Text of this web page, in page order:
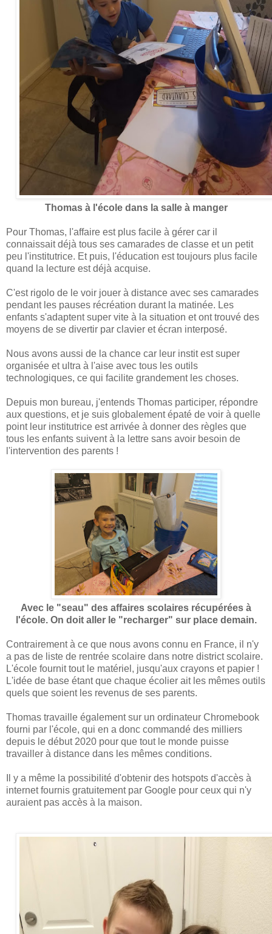
Thomas à l'école dans la salle à manger
Pour Thomas, l'affaire est plus facile à gérer car il
connaissait déjà tous ses camarades de classe et un petit
peu l'institutrice. Et puis, l'éducation est toujours plus facile
quand la lecture est déjà acquise.
C'est rigolo de le voir jouer à distance avec ses camarades
pendant les pauses récréation durant la matinée. Les
enfants s'adaptent super vite à la situation et ont trouvé des
moyens de se divertir par clavier et écran interposé.
Nous avons aussi de la chance car leur instit est super
organisée et ultra à l'aise avec tous les outils
technologiques, ce qui facilite grandement les choses.
Depuis mon bureau, j'entends Thomas participer, répondre
aux questions, et je suis globalement épaté de voir à quelle
point leur institutrice est arrivée à donner des règles que
tous les enfants suivent à la lettre sans avoir besoin de
l'intervention des parents !
Avec le "seau" des affaires scolaires récupérées à
l'école. On doit aller le "recharger" sur place demain.
Contrairement à ce que nous avons connu en France, il n'y
a pas de liste de rentrée scolaire dans notre district scolaire.
L'école fournit tout le matériel, jusqu'aux crayons et papier !
L'idée de base étant que chaque écolier ait les mêmes outils
quels que soient les revenus de ses parents.
Thomas travaille également sur un ordinateur Chromebook
fourni par l'école, qui en a donc commandé des milliers
depuis le début 2020 pour que tout le monde puisse
travailler à distance dans les mêmes conditions.
Il y a même la possibilité d'obtenir des hotspots d'accès à
internet fournis gratuitement par Google pour ceux qui n'y
auraient pas accès à la maison.